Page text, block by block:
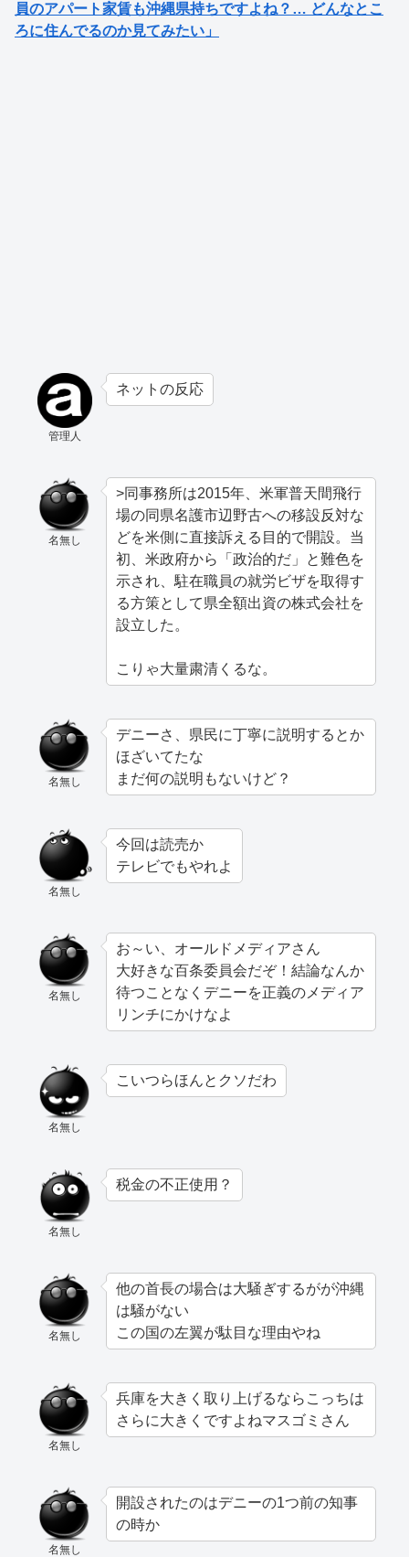
員のアパート家賃も沖縄県持ちですよね？… どんなとこ
ろに住んでるのか見てみたい」
管理人
ネットの反応
名無し
>同事務所は2015年、米軍普天間飛行
場の同県名護市辺野古への移設反対な
どを米側に直接訴える目的で開設。当
初、米政府から「政治的だ」と難色を
示され、駐在職員の就労ビザを取得す
る方策として県全額出資の株式会社を
設立した。
こりゃ大量粛清くるな。
名無し
デニーさ、県民に丁寧に説明するとか
ほざいてたな
まだ何の説明もないけど？
名無し
今回は読売か
テレビでもやれよ
名無し
お～い、オールドメディアさん
大好きな百条委員会だぞ！結論なんか
待つことなくデニーを正義のメディア
リンチにかけなよ
名無し
こいつらほんとクソだわ
名無し
税金の不正使用？
名無し
他の首長の場合は大騒ぎするがが沖縄
は騒がない
この国の左翼が駄目な理由やね
名無し
兵庫を大きく取り上げるならこっちは
さらに大きくですよねマスゴミさん
名無し
開設されたのはデニーの1つ前の知事
の時か